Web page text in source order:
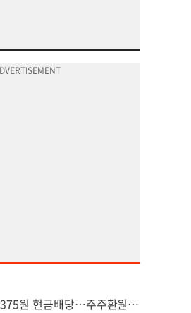
SK하이닉스, 주당 375원 현금배당…주주환원책 9월 내 발표